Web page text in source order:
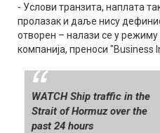
- Услови транзита, наплата
пролазак и даље нису
отворен – налази се у режиму
компанија, преноси "Business
WATCH Ship traffic in the
Strait of Hormuz over the
past 24 hours